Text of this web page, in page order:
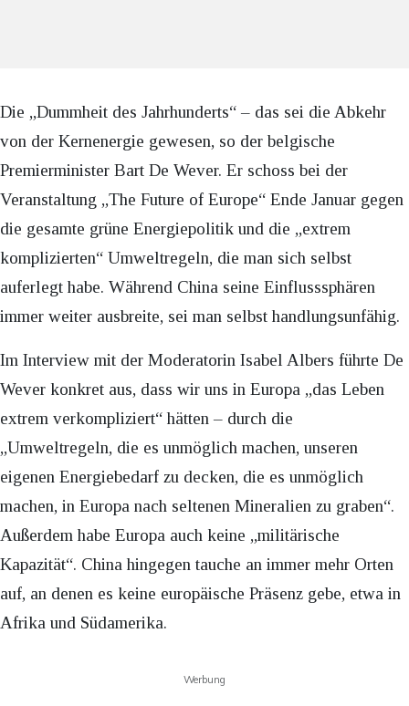
Die „Dummheit des Jahrhunderts“ – das sei die Abkehr
von der Kernenergie gewesen, so der belgische
Premierminister Bart De Wever. Er schoss bei der
Veranstaltung „The Future of Europe“ Ende Januar gegen
die gesamte grüne Energiepolitik und die „extrem
komplizierten“ Umweltregeln, die man sich selbst
auferlegt habe. Während China seine Einflusssphären
immer weiter ausbreite, sei man selbst handlungsunfähig.
Im Interview mit der Moderatorin Isabel Albers führte De
Wever konkret aus, dass wir uns in Europa „das Leben
extrem verkompliziert“ hätten – durch die
„Umweltregeln, die es unmöglich machen, unseren
eigenen Energiebedarf zu decken, die es unmöglich
machen, in Europa nach seltenen Mineralien zu graben“.
Außerdem habe Europa auch keine „militärische
Kapazität“. China hingegen tauche an immer mehr Orten
auf, an denen es keine europäische Präsenz gebe, etwa in
Afrika und Südamerika.
Werbung